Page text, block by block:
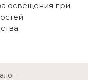
освещения при